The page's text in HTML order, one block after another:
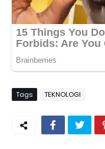
Tags TEKNOLOGI